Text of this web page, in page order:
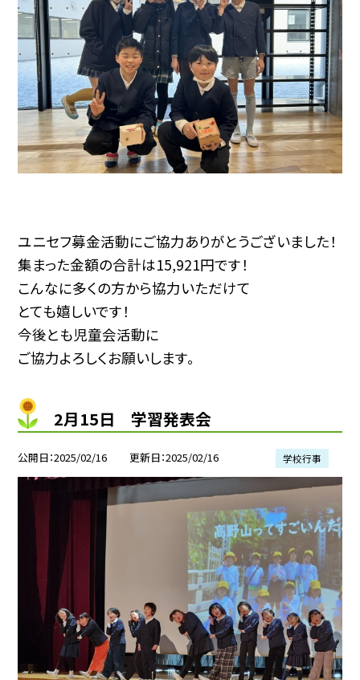
ユニセフ募金活動にご協力ありがとうございました！
集まった金額の合計は15,921円です！
こんなに多くの方から協力いただけて
とても嬉しいです！
今後とも児童会活動に
ご協力よろしくお願いします。
2月15日 学習発表会
公開日 2025/02/16 更新日 2025/02/16 学校行事